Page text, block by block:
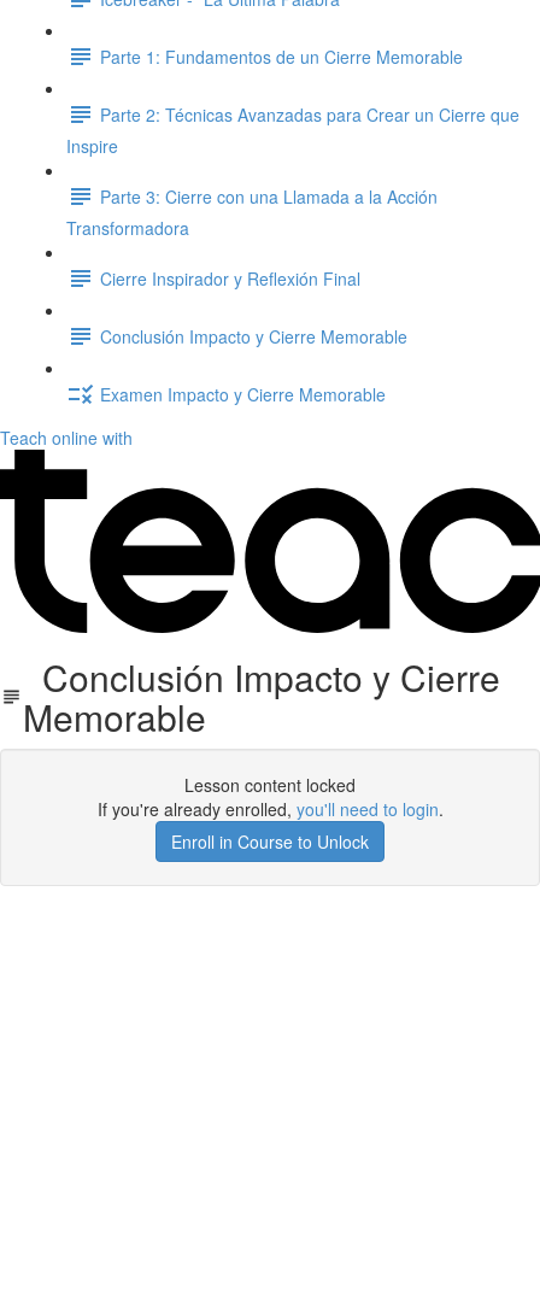
Parte 1: Fundamentos de un Cierre Memorable
Parte 2: Técnicas Avanzadas para Crear un Cierre que
Inspire
Parte 3: Cierre con una Llamada a la Acción
Transformadora
Cierre Inspirador y Reflexión Final
Conclusión Impacto y Cierre Memorable
Examen Impacto y Cierre Memorable
Teach online with
Conclusión Impacto y Cierre
Memorable
Lesson content locked
If you're already enrolled, you'll need to login.
Enroll in Course to Unlock